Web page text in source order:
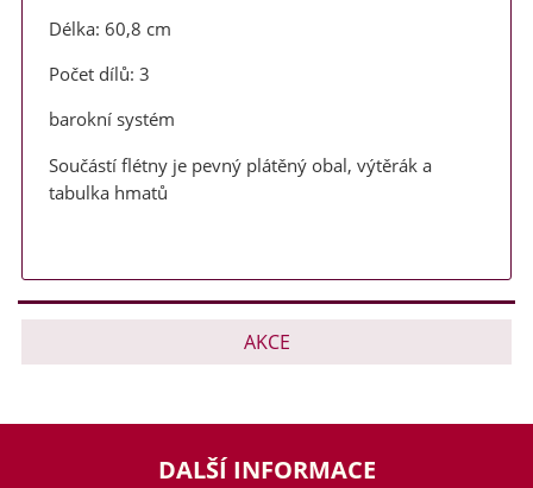
Délka: 60,8 cm
Počet dílů: 3
barokní systém
Součástí flétny je pevný plátěný obal, výtěrák a
tabulka hmatů
AKCE
DALŠÍ INFORMACE